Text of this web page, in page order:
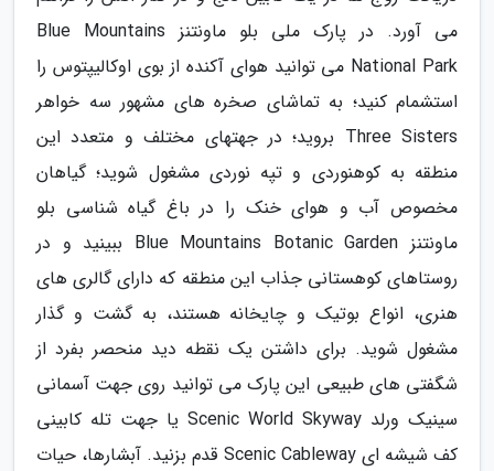
می آورد. در پارک ملی بلو ماونتنز Blue Mountains
National Park می توانید هوای آکنده از بوی اوکالیپتوس را
استشمام کنید؛ به تماشای صخره های مشهور سه خواهر
Three Sisters بروید؛ در جهتهای مختلف و متعدد این
منطقه به کوهنوردی و تپه نوردی مشغول شوید؛ گیاهان
مخصوص آب و هوای خنک را در باغ گیاه شناسی بلو
ماونتنز Blue Mountains Botanic Garden ببینید و در
روستاهای کوهستانی جذاب این منطقه که دارای گالری های
هنری، انواع بوتیک و چایخانه هستند، به گشت و گذار
مشغول شوید. برای داشتن یک نقطه دید منحصر بفرد از
شگفتی های طبیعی این پارک می توانید روی جهت آسمانی
سینیک ورلد Scenic World Skyway یا جهت تله کابینی
کف شیشه ای Scenic Cableway قدم بزنید. آبشارها، حیات